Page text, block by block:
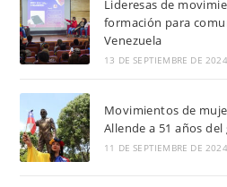
Lideresas de
formación para
Venezuela
13 DE SEPTIEMBRE DE 2024
Movimientos de
Allende a 51 años
11 DE SEPTIEMBRE DE 2024